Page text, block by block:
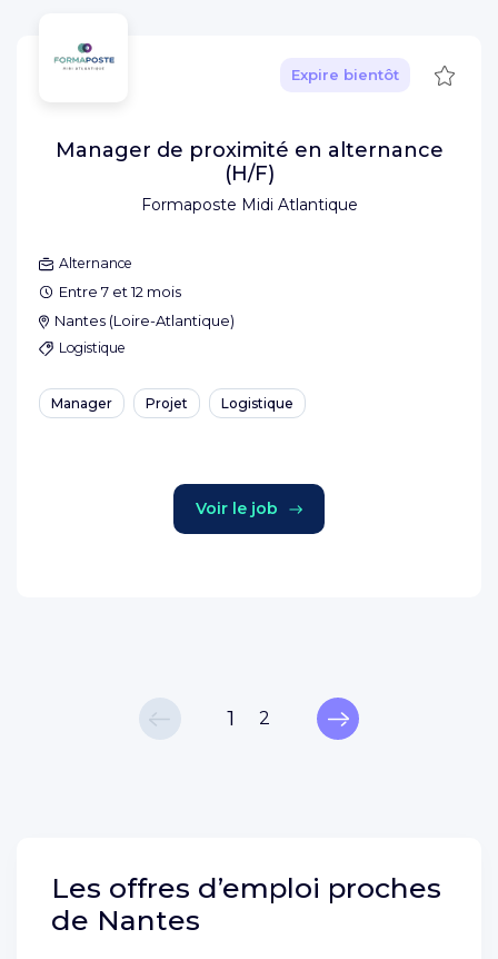
Formaposte Midi Atlantique
Expire bientôt
Manager de proximité en alternance
(H/F)
Alternance
Entre 7 et 12 mois
Nantes (Loire-Atlantique)
Logistique
Manager Projet Logistique
Voir le job
1 2
Les offres d’emploi proches
de Nantes